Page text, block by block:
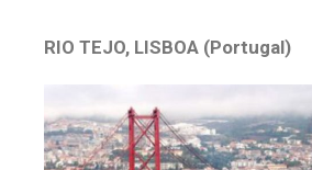
RIO TEJO, LISBOA (Portugal)